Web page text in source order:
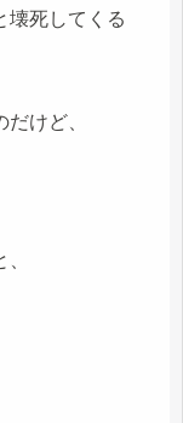
壊死してくる
けど、